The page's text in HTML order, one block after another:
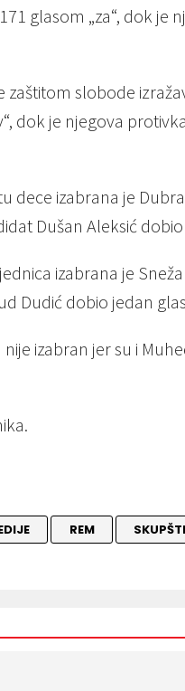
glasom „za“, dok je
slobode
dok je njegova
dece izabrana je
Dušan Aleksić
izabrana je
Dudić dobio jedan
izabran jer su i
REM